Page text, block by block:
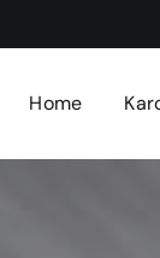
Home